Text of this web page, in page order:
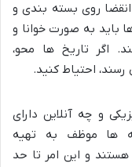
روی بسته بندی و
باید به صورت خوانا و
اگر تاریخ ها محو،
احتیاط کنید.
و چه آنلاین دارای
ها موظف به تهیه
و این امر تا حد